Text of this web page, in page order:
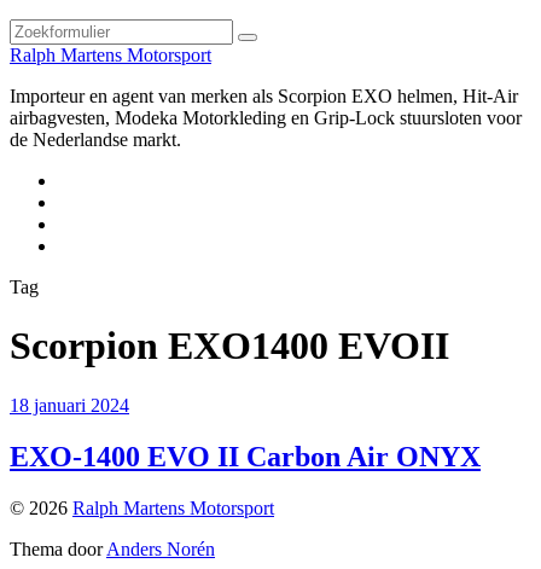
Zoeken
Ralph Martens Motorsport
Importeur en agent van merken als Scorpion EXO helmen, Hit-Air
airbagvesten, Modeka Motorkleding en Grip-Lock stuursloten voor
de Nederlandse markt.
Tag
Scorpion EXO1400 EVOII
18 januari 2024
EXO-1400 EVO II Carbon Air ONYX
© 2026 Ralph Martens Motorsport
Thema doorAnders Norén